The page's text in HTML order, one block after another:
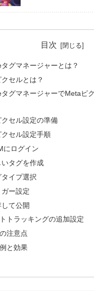
目次
グマネージャーとは？
セルとは？
グマネージャーでMetaピ
セル設定の準備
セル設定手順
にログイン
いタグを作成
タイプ選択
ガー設定
て公開
トラッキングの追加設定
注意点
と効果